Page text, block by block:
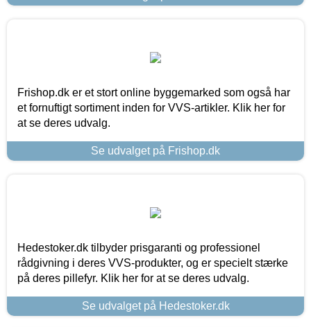
Frishop.dk er et stort online byggemarked som også har
et fornuftigt sortiment inden for VVS-artikler. Klik her for
at se deres udvalg.
Se udvalget på Frishop.dk
Hedestoker.dk tilbyder prisgaranti og professionel
rådgivning i deres VVS-produkter, og er specielt stærke
på deres pillefyr. Klik her for at se deres udvalg.
Se udvalget på Hedestoker.dk